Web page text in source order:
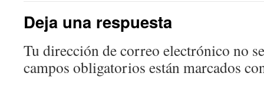
Deja una respuesta
Tu dirección de correo electrónico no
campos obligatorios están marcados